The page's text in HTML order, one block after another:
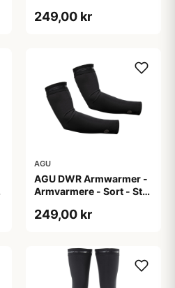
249,00 kr
AGU
AGU DWR Armwarmer -
Armvarmere - Sort - Str.
249,00 kr